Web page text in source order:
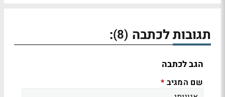
תגובות לכתבה (8)
:
הגב לכתבה
שם המגיב *